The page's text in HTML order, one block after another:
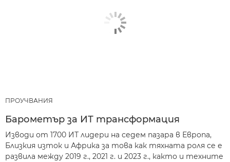
ПРОУЧВАНИЯ
Барометър за ИТ трансформация
Изводи от 1700 ИТ лидери на седем пазара в Европа,
Близкия изток и Африка за това как тяхната роля се е
развила между 2019 г., 2021 г. и 2023 г., както и техните